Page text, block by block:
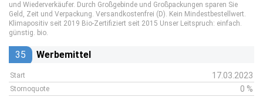
und Wiederverkäufer. Durch Großgebinde und Großpackungen sparen Sie
Geld, Zeit und Verpackung. Versandkostenfrei (D). Kein Mindestbestellwert.
Klimapositiv seit 2019 Bio-Zertifiziert seit 2015 Unser Leitspruch: einfach.
günstig. bio.
35 Werbemittel
Start 17.03.2023
Stornoquote 0 %